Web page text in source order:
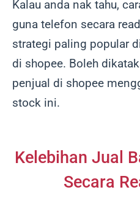
Kalau anda nak tahu,
guna telefon secara
strategi paling popular
di shopee. Boleh
penjual di shopee
stock ini.
Kelebihan Jual
Secara